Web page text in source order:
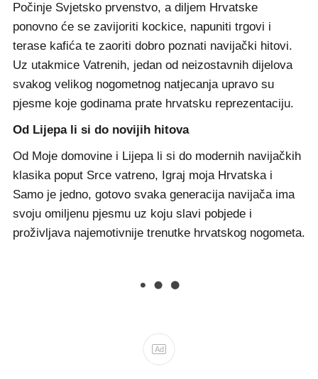
Počinje Svjetsko prvenstvo, a diljem Hrvatske
ponovno će se zavijoriti kockice, napuniti trgovi i
terase kafića te zaoriti dobro poznati navijački hitovi.
Uz utakmice Vatrenih, jedan od neizostavnih dijelova
svakog velikog nogometnog natjecanja upravo su
pjesme koje godinama prate hrvatsku reprezentaciju.
Od Lijepa li si do novijih hitova
Od Moje domovine i Lijepa li si do modernih navijačkih
klasika poput Srce vatreno, Igraj moja Hrvatska i
Samo je jedno, gotovo svaka generacija navijača ima
svoju omiljenu pjesmu uz koju slavi pobjede i
proživljava najemotivnije trenutke hrvatskog nogometa.
Ad